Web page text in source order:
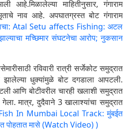
आहे.मिळालेल्या माहितीनुसार, गंगाराम
नाव आहे. अपघातग्रस्त बोट गंगाराम
Atal Setu affects Fishing: अटल
मच्छिमार संघटनेचा आरोप; नुकसान
रविवारी रात्री सर्जेकोट समुद्रात
झालेल्या धुक्यांमुळे बोट दगडाला आपटली.
आणि बोटीवरील चारही खलाशी समुद्रात
मात्र, दुदैवाने 3 खालाश्यांचा समुद्रात
In Mumbai Local Track: मुंबईत
पोहतात मासे (Watch Video) )